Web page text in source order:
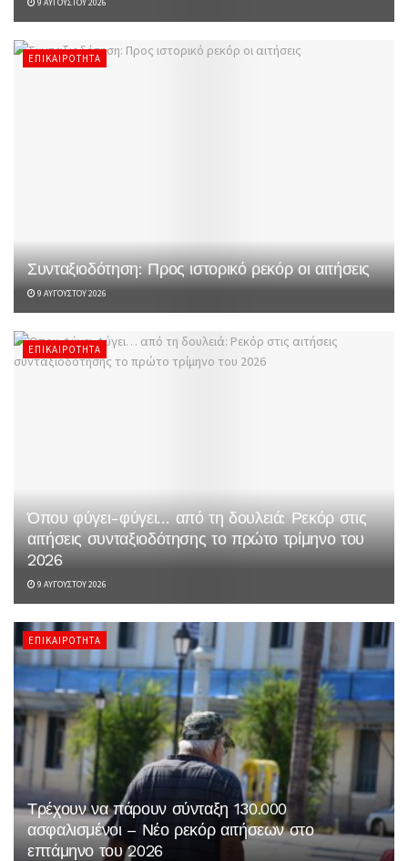
9 ΑΥΓΟΎΣΤΟΥ 2026
ΕΠΙΚΑΙΡΌΤΗΤΑ
Συνταξιοδότηση: Προς ιστορικό ρεκόρ οι αιτήσεις
9 ΑΥΓΟΎΣΤΟΥ 2026
ΕΠΙΚΑΙΡΌΤΗΤΑ
Όπου φύγει-φύγει… από τη δουλειά: Ρεκόρ στις
αιτήσεις συνταξιοδότησης το πρώτο τρίμηνο του
2026
9 ΑΥΓΟΎΣΤΟΥ 2026
ΕΠΙΚΑΙΡΌΤΗΤΑ
Τρέχουν να πάρουν σύνταξη 130.000
ασφαλισμένοι – Νέο ρεκόρ αιτήσεων στο
επτάμηνο του 2026